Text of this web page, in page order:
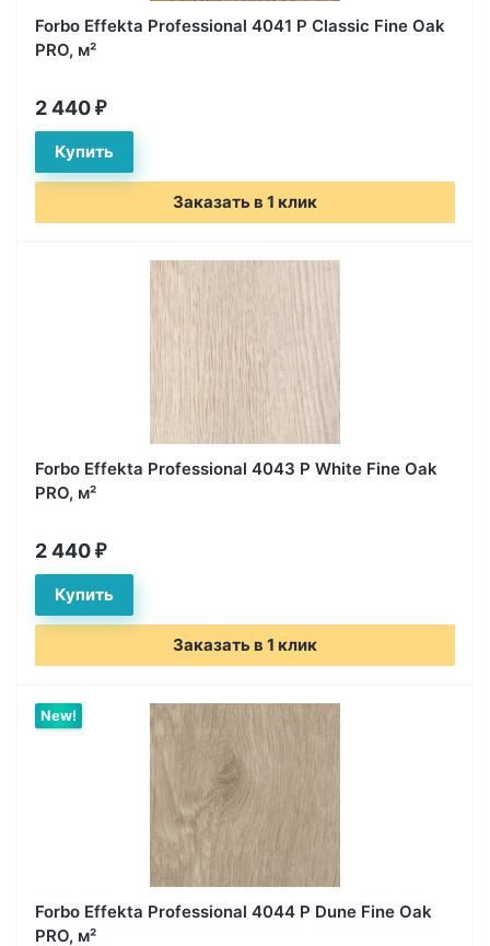
Forbo Effekta Professional 4041 P Classic Fine Oak
PRO, м²
2 440 ₽
Заказать в 1 клик
Forbo Effekta Professional 4043 P White Fine Oak
PRO, м²
2 440 ₽
Заказать в 1 клик
Forbo Effekta Professional 4044 P Dune Fine Oak
PRO, м²
New!